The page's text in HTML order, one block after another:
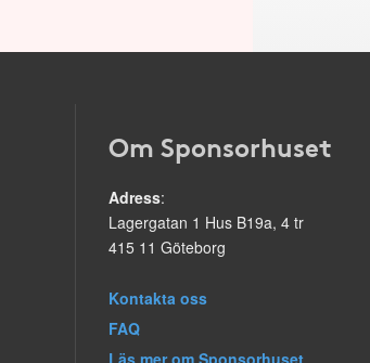
Om Sponsorhuset
Adress:
Lagergatan 1 Hus B19a, 4 tr
415 11 Göteborg
Kontakta oss
FAQ
Läs mer om Sponsorhuset